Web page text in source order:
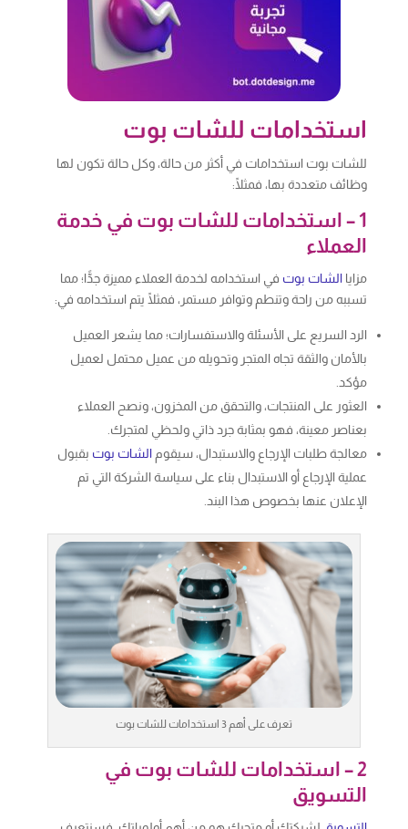
استخدامات للشات بوت
للشات بوت استخدامات في أكثر من حالة، وكل حالة تكون لها
وظائف متعددة بها، فمثلًا:
1 – استخدامات للشات بوت في خدمة
العملاء
مزايا الشات بوت في استخدامه لخدمة العملاء مميزة جدًّا؛ مما
تسببه من راحة وتنطم وتوافر مستمر، فمثلًا يتم استخدامه في:
الرد السريع على الأسئلة والاستفسارات؛ مما يشعر العميل
بالأمان والثقة تجاه المتجر وتحويله من عميل محتمل لعميل
مؤكد.
العثور على المنتجات، والتحقق من المخزون، ونصح العملاء
بعناصر معينة، فهو بمثابة جرد ذاتي ولحظي لمتجرك.
معالجة طلبات الإرجاع والاستبدال، سيقوم الشات بوت بقبول
عملية الإرجاع أو الاستبدال بناء على سياسة الشركة التي تم
الإعلان عنها بخصوص هذا البند.
تعرف على أهم 3 استخدامات للشات بوت
2 – استخدامات للشات بوت في
التسويق